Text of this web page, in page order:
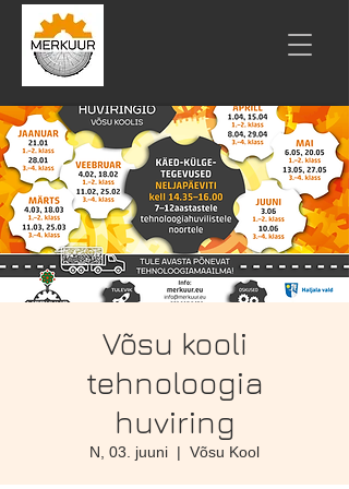
Võsu kooli
tehnoloogia
huviring
N, 03. juuni
  |
Võsu Kool